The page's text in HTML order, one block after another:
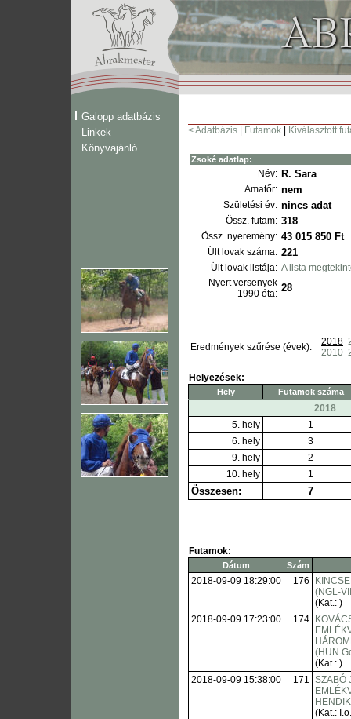
Galopp adatbázis
Linkek
Könyvajánló
< Adatbázis Futamok Kiválasztott
Zsoké adatlap:
Név: R. Sara
Amatőr: nem
Születési év: nincs adat
Össz. futam: 318
Össz. nyeremény: 43 015 850 Ft
Ült lovak száma: 221
Ült lovak listája: A lista
Nyert versenyek
1990 óta: 28
Eredmények szűrése (évek): 2018
2010
Helyezések:
Hely Futamok száma
2018
5. hely
1
6. hely
3
9. hely
2
10. hely
1
Összesen: 7
Futamok:
Dátum Szám
2018-09-09 18:29:00 176
(NGL-
(Kat.: )
2018-09-09 17:23:00
174
(HUN
(Kat.: )
2018-09-09 15:38:00
171 SZABÓ
(Kat.: